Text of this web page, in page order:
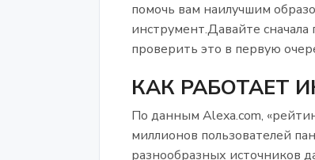
помочь вам наилучшим
инструмент.Давайте
проверить это в первую
КАК РАБОТАЕТ
По данным Alexa.com,
миллионов пользователей
разнообразных источников